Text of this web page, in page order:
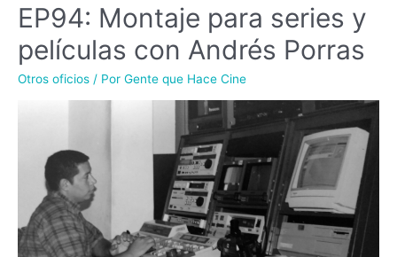
EP94: Montaje para series y
películas con Andrés Porras
Otros oficios / Por Gente que Hace Cine